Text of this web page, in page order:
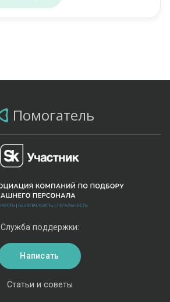
Помогатель
Статьи и советы
Служба поддержки:
Написать